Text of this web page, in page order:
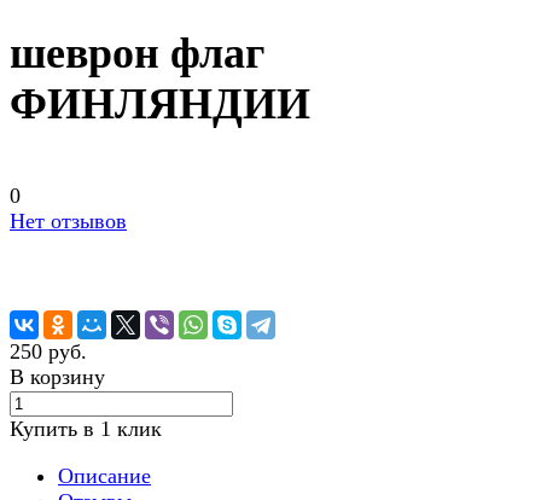
шеврон флаг
ФИНЛЯНДИИ
0
Нет отзывов
250 руб.
В корзину
Купить в 1 клик
Описание